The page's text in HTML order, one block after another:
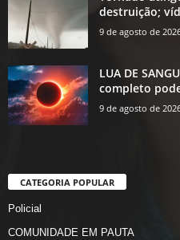
destruição;
9 de agosto de
LUA DE
completo
9 de agosto de
CATEGORIA POPULAR
Policial
COMUNIDADE EM PAUTA